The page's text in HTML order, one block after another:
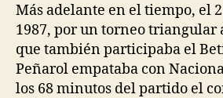
Más adelante en el tiempo, el
1987, por un torneo triangular
que también participaba el
Peñarol empataba con
los 68 minutos del partido el